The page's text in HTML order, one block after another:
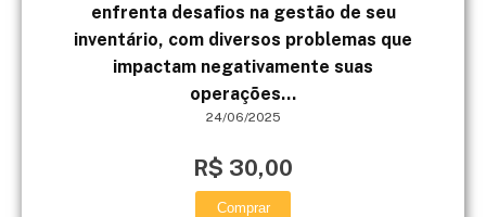
enfrenta desafios na gestão de seu
inventário, com diversos problemas que
impactam negativamente suas
operações...
24/06/2025
R$ 30,00
Comprar